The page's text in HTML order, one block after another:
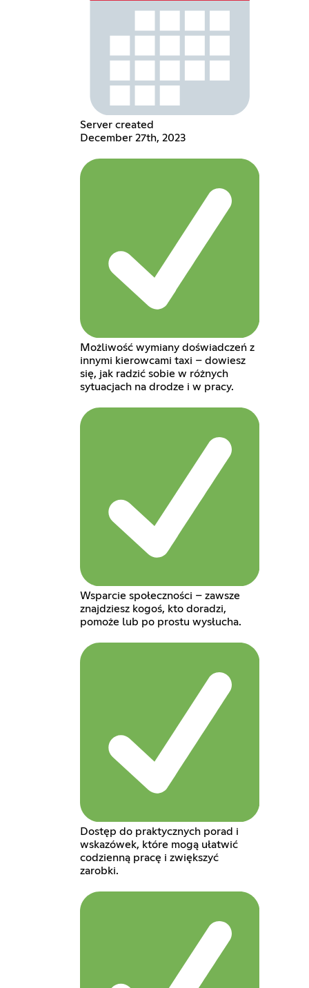
Server created
December 27th, 2023
Możliwość wymiany doświadczeń z
innymi kierowcami taxi – dowiesz
się, jak radzić sobie w różnych
sytuacjach na drodze i w pracy.
Wsparcie społeczności – zawsze
znajdziesz kogoś, kto doradzi,
pomoże lub po prostu wysłucha.
Dostęp do praktycznych porad i
wskazówek, które mogą ułatwić
codzienną pracę i zwiększyć
zarobki.